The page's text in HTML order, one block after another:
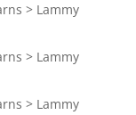
> Lammy
> Lammy
> Lammy